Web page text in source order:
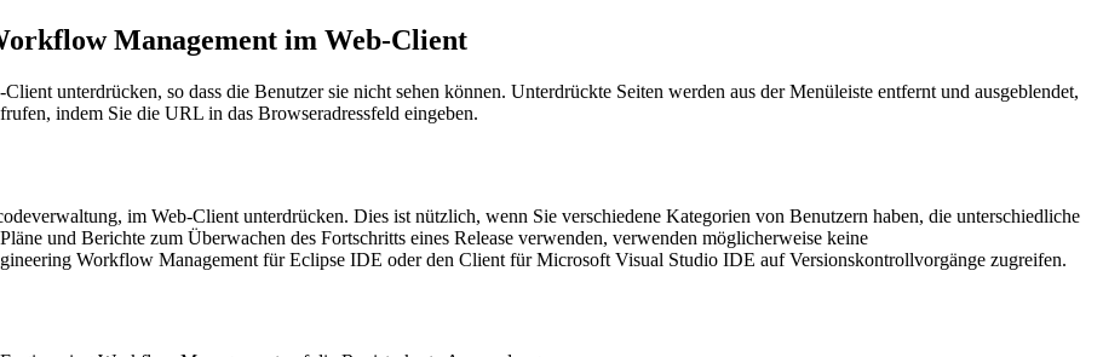
Management im Web-Client
unterdrücken, so dass die Benutzer sie nicht sehen können. Unterdrückte Seiten werden aus der Menüleiste entfernt und ausgeblendet,
indem Sie die URL in das Browseradressfeld eingeben.
im Web-Client unterdrücken. Dies ist nützlich, wenn Sie verschiedene Kategorien von Benutzern haben, die unterschiedliche
und Berichte zum Überwachen des Fortschritts eines Release verwenden, verwenden möglicherweise keine
Workflow Management für Eclipse IDE oder den Client für Microsoft Visual Studio IDE auf Versionskontrollvorgänge zugreifen.